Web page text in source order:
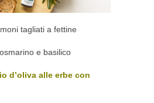
tagliati a fettine
e basilico
d’oliva alle erbe con